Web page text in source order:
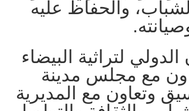
والحفاظ عليه
لتراثية البيضاء
مع مجلس مدينة
وتعاون مع المديرية